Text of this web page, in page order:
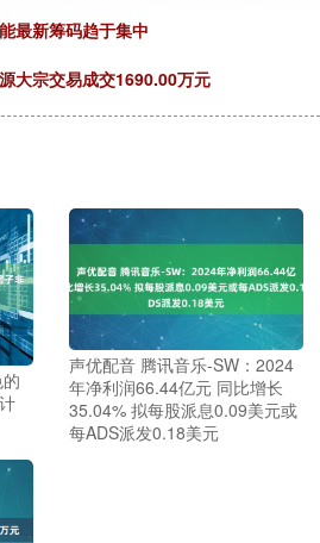
最新筹码趋于集中
大宗交易成交1690.00万元
声优配音 腾讯音乐-SW：2024
年净利润66.44亿元 同比增长
35.04% 拟每股派息0.09美元或
每ADS派发0.18美元